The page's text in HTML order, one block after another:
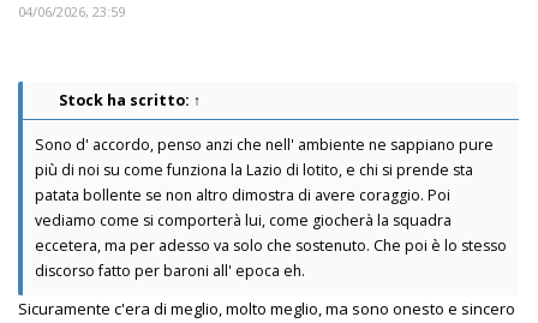
04/06/2026, 23:59
Stock ha scritto: ↑
Sono d' accordo, penso anzi che nell' ambiente ne sappiano pure
più di noi su come funziona la Lazio di lotito, e chi si prende sta
patata bollente se non altro dimostra di avere coraggio. Poi
vediamo come si comporterà lui, come giocherà la squadra
eccetera, ma per adesso va solo che sostenuto. Che poi è lo stesso
discorso fatto per baroni all' epoca eh.
Sicuramente c'era di meglio, molto meglio, ma sono onesto e sincero